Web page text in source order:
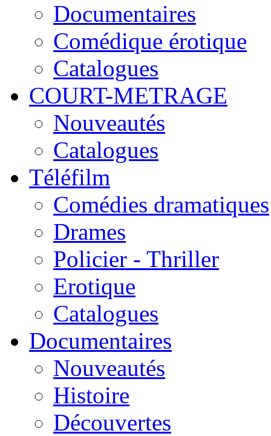
Documentaires
Comédique érotique
Catalogues
COURT-METRAGE
Nouveautés
Catalogues
Téléfilm
Comédies dramatiques
Drames
Policier - Thriller
Erotique
Catalogues
Documentaires
Nouveautés
Histoire
Découvertes